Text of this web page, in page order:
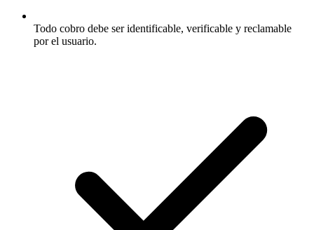
Todo cobro debe ser identificable, verificable y reclamable
por el usuario.